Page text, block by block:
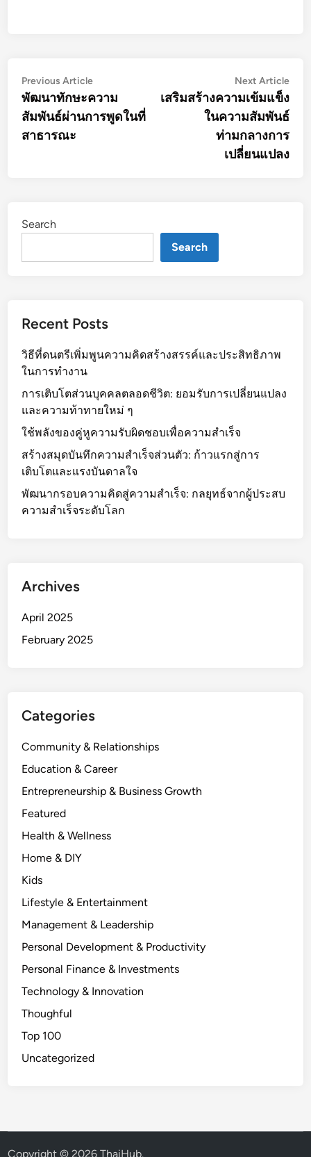
Post
navigation
Previous ArticlePrevious
article:
พัฒนาทักษะความ
สัมพันธ์ผ่านการพูดในที่
สาธารณะ
Next Article
เสริมสร้างความเข้มแข็ง
ในความสัมพันธ์
ท่ามกลางการ
เปลี่ยนแปลง
Search
Search
Recent Posts
วิธีที่ดนตรีเพิ่มพูนความคิดสร้างสรรค์และประสิทธิภาพ
ในการทำงาน
การเติบโตส่วนบุคคลตลอดชีวิต: ยอมรับการเปลี่ยนแปลง
และความท้าทายใหม่ ๆ
ใช้พลังของคู่หูความรับผิดชอบเพื่อความสำเร็จ
สร้างสมุดบันทึกความสำเร็จส่วนตัว: ก้าวแรกสู่การ
เติบโตและแรงบันดาลใจ
พัฒนากรอบความคิดสู่ความสำเร็จ: กลยุทธ์จากผู้ประสบ
ความสำเร็จระดับโลก
Archives
April 2025
February 2025
Categories
Community & Relationships
Education & Career
Entrepreneurship & Business Growth
Featured
Health & Wellness
Home & DIY
Kids
Lifestyle & Entertainment
Management & Leadership
Personal Development & Productivity
Personal Finance & Investments
Technology & Innovation
Thoughful
Top 100
Uncategorized
Copyright © 2026ThaiHub.